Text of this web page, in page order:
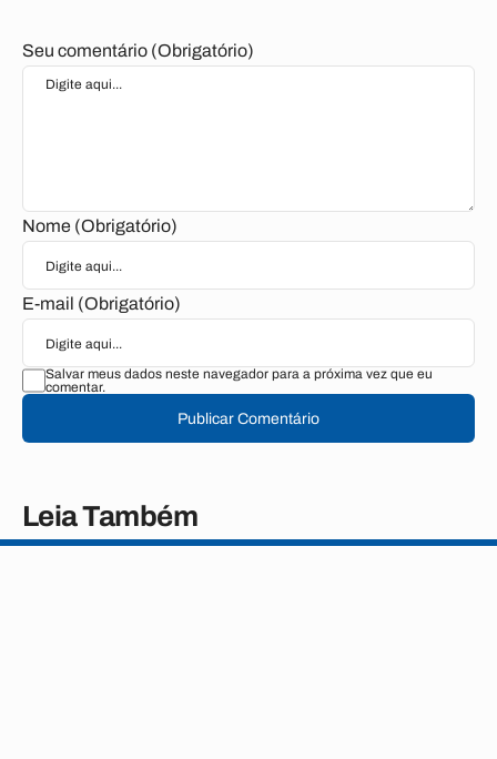
Seu comentário (Obrigatório)
Nome (Obrigatório)
E-mail (Obrigatório)
Salvar meus dados neste navegador para a próxima vez que eu
comentar.
Publicar Comentário
Leia Também